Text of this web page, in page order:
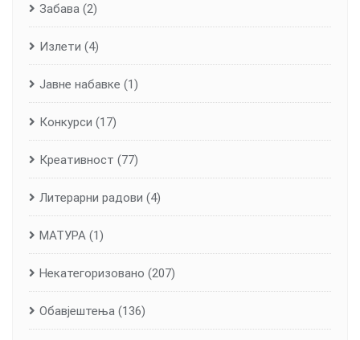
Забава (2)
Излети (4)
Јавне набавке (1)
Конкурси (17)
Креативност (77)
Литерарни радови (4)
МАТУРА (1)
Некатегоризовано (207)
Обавјештења (136)